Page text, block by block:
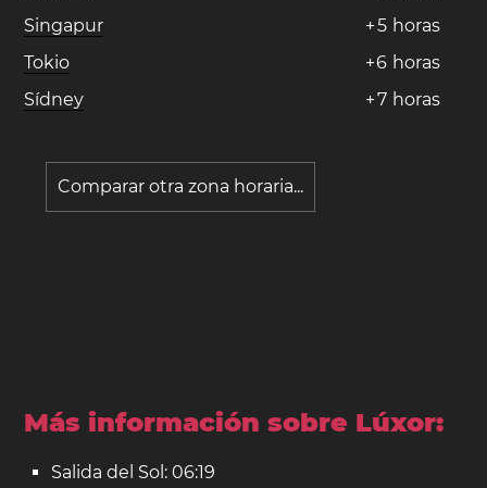
Singapur
+5 horas
Tokio
+6 horas
Sídney
+7 horas
Comparar otra zona horaria...
Más información sobre Lúxor:
Salida del Sol: 06:19